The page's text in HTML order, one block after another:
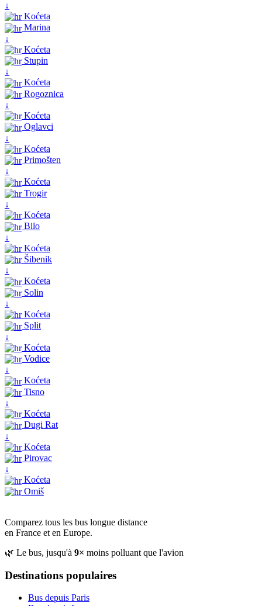
↓
Koćeta
Marina
↓
Koćeta
Stupin
↓
Koćeta
Rogoznica
↓
Koćeta
Oglavci
↓
Koćeta
Primošten
↓
Koćeta
Trogir
↓
Koćeta
Bilo
↓
Koćeta
Šibenik
↓
Koćeta
Solin
↓
Koćeta
Split
↓
Koćeta
Vodice
↓
Koćeta
Tisno
↓
Koćeta
Dugi Rat
↓
Koćeta
Pirovac
↓
Koćeta
Omiš
Comparez tous les bus longue distance
en France et en Europe.
🌿 Le bus, jusqu'à 9× moins polluant que l'avion
Destinations populaires
Bus depuis Paris